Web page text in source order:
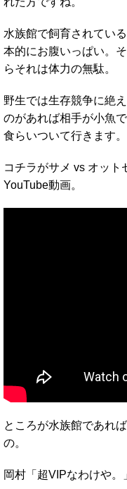
水族館で飼育されてい
本的にお腹いっぱい。
らそれは体力の無駄。
野生では生存競争に絶
のがあれば相手が小魚
食らいついて行きます。
コチラがサメ vs オット
YouTube動画。
ところが水族館であれ
の。
岡村「超VIPなわけや。